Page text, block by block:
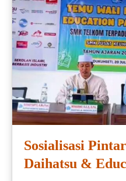
Sosialisasi
Daihatsu &